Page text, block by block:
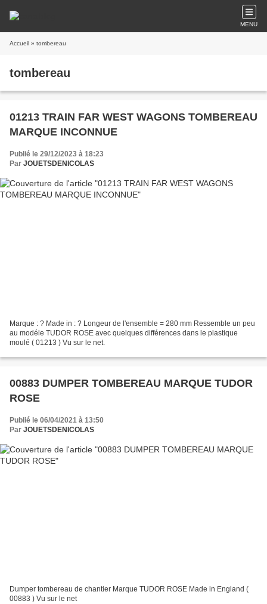
MENU
Accueil » tombereau
tombereau
01213 TRAIN FAR WEST WAGONS TOMBEREAU
MARQUE INCONNUE
Publié le 29/12/2023 à 18:23
Par JOUETSDENICOLAS
Marque : ? Made in : ? Longeur de l'ensemble = 280 mm Ressemble un peu
au modéle TUDOR ROSE avec quelques différences dans le plastique
moulé ( 01213 ) Vu sur le net.
00883 DUMPER TOMBEREAU MARQUE TUDOR
ROSE
Publié le 06/04/2021 à 13:50
Par JOUETSDENICOLAS
Dumper tombereau de chantier Marque TUDOR ROSE Made in England (
00883 ) Vu sur le net